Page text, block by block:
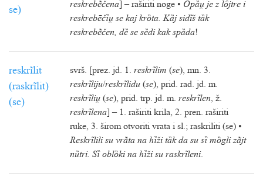
se)
reskrebẽčena ] – raširiti noge • Opȁ je z lȏjtre i
reskrebēčȉ se kaj krȍta. Kȁj sidĩš tȁk
reskrebẽčen, dȅ se sȅdi kak spȁda!
reskrĩlit
(raskrĩlit)
(se)
svrš. [prez. jd. 1. reskrĩlim (se), mn. 3.
reskrĩliju/reskrĩlidu (se), prid. rad. jd. m.
reskrĩli (se), prid. trp. jd. m. reskrĩlen, ž.
reskrĩlena ] – 1. raširiti krila, 2. pren. raširiti
ruke, 3. širom otvoriti vrata i sl.; raskriliti (se) •
Reskrĩlili su vrãta na hȉži tȁk da su sȉ mȍgli zãjt
nȕtri. Sȉ oblȍki na hȉži su raskrĩleni.